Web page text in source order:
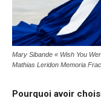
Mary Sibande « Wish You
Mathias Leridon Memoria
Pourquoi avoir